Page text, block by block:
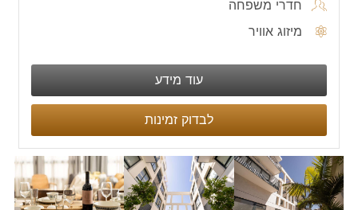
חדרי משפחה
מיזוג אוויר
עוד מידע
לבדוק זמינות